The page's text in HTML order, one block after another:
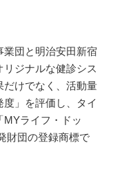
業団と明治安田新宿
ジナルな健診シス
だけでなく、活動量
」を評価し、タイ
MYライフ・ドッ
財団の登録商標で